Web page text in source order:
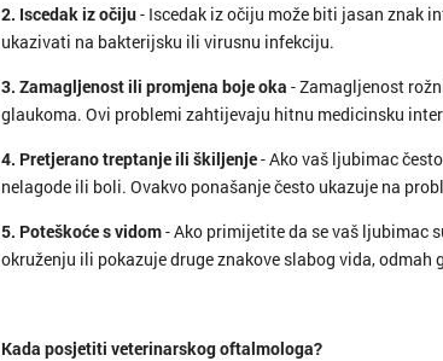
2. Iscedak iz očiju- Iscedak iz očiju može biti jasan znak
ukazivati na bakterijsku ili virusnu infekciju.
3. Zamagljenost ili promjena boje oka - Zamagljenost
glaukoma. Ovi problemi zahtijevaju hitnu medicinsku
4. Pretjerano treptanje ili škiljenje- Ako vaš ljubimac
nelagode ili boli. Ovakvo ponašanje često ukazuje na
5. Poteškoće s vidom- Ako primijetite da se vaš ljubimac
okruženju ili pokazuje druge znakove slabog vida, odmah
Kada posjetiti veterinarskog oftalmologa?